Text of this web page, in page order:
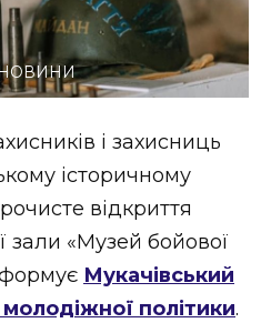
(відеоверсія)
НОВИНИ
НОВИНИ
і захисниць
історичному
відкриття
зали «Музей бойової
Мукачівський
молодіжної політики.